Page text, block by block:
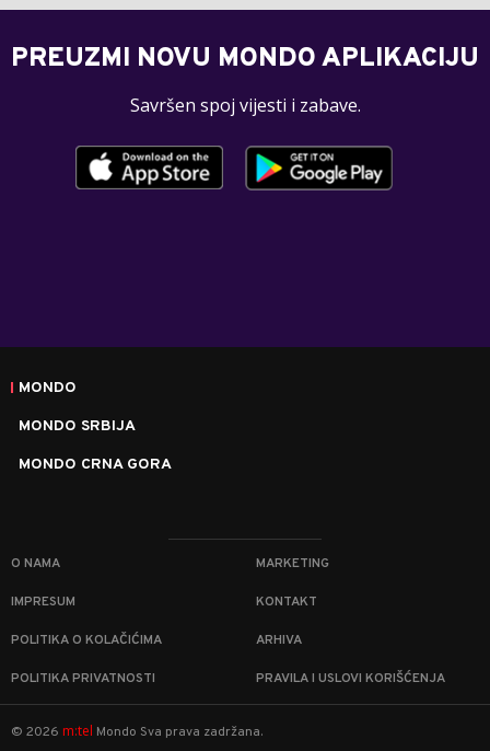
PREUZMI NOVU MONDO APLIKACIJU
Savršen spoj vijesti i zabave.
MONDO
MONDO SRBIJA
MONDO CRNA GORA
O NAMA MARKETING
IMPRESUM KONTAKT
POLITIKA O KOLAČIĆIMA ARHIVA
POLITIKA PRIVATNOSTI PRAVILA I USLOVI KORIŠĆENJA
© 2026 m:tel Mondo Sva prava zadržana.